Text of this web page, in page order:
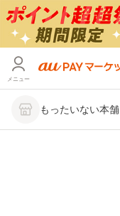
メニュー
もったいない本舗